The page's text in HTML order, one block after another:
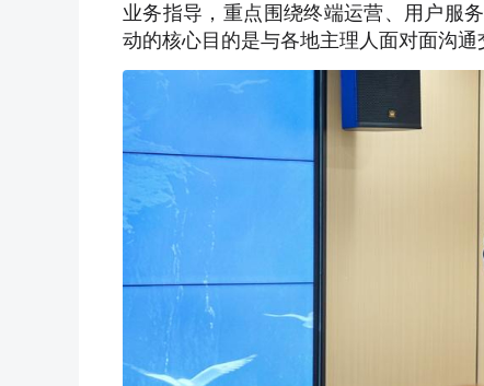
业务指导，重点围绕终端运营、用户服
动的核心目的是与各地主理人面对面沟通